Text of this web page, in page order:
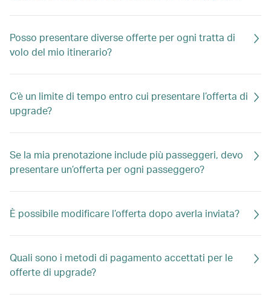
Posso presentare diverse offerte per ogni tratta di
volo del mio itinerario?
C’è un limite di tempo entro cui presentare l’offerta di
upgrade?
Se la mia prenotazione include più passeggeri, devo
presentare un’offerta per ogni passeggero?
È possibile modificare l’offerta dopo averla inviata?
Quali sono i metodi di pagamento accettati per le
offerte di upgrade?